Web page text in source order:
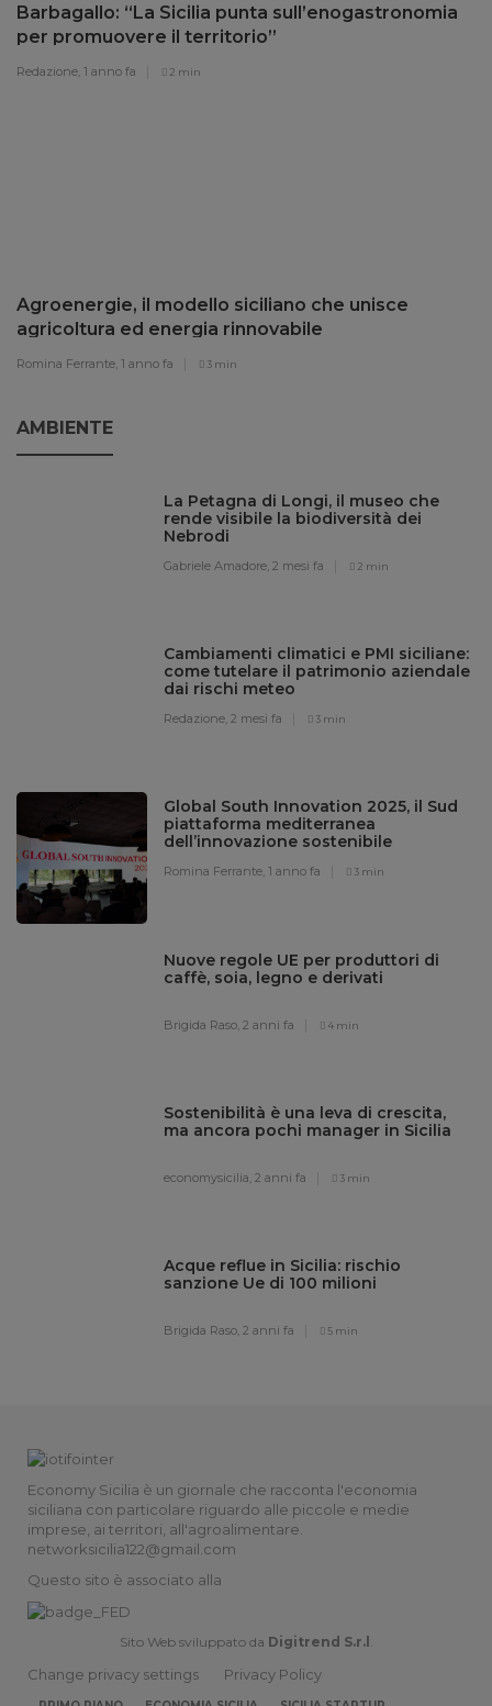
Barbagallo: “La Sicilia punta sull’enogastronomia
per promuovere il territorio”
Redazione, 1 anno fa 2 min
Agroenergie, il modello siciliano che unisce
agricoltura ed energia rinnovabile
Romina Ferrante, 1 anno fa 3 min
AMBIENTE
La Petagna di Longi, il museo che
rende visibile la biodiversità dei
Nebrodi
Gabriele Amadore,2 mesi fa 2 min
Cambiamenti climatici e PMI siciliane:
come tutelare il patrimonio aziendale
dai rischi meteo
Redazione,2 mesi fa 3 min
Global South Innovation 2025, il Sud
piattaforma mediterranea
dell’innovazione sostenibile
Romina Ferrante,1 anno fa 3 min
Nuove regole UE per produttori di
caffè, soia, legno e derivati
Brigida Raso,2 anni fa 4 min
Sostenibilità è una leva di crescita,
ma ancora pochi manager in Sicilia
economysicilia,2 anni fa 3 min
Acque reflue in Sicilia: rischio
sanzione Ue di 100 milioni
Brigida Raso,2 anni fa 5 min
Economy Sicilia è un giornale che racconta l'economia
siciliana con particolare riguardo alle piccole e medie
imprese, ai territori, all'agroalimentare.
networksicilia122@gmail.com
Questo sito è associato alla
Sito Web sviluppato da Digitrend S.r.l .
Change privacy settings Privacy Policy